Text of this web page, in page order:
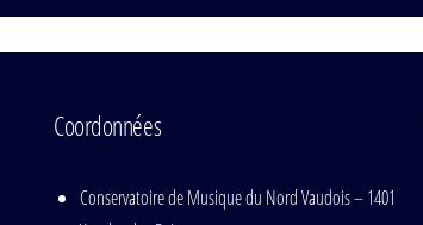
Coordonnées
Conservatoire de Musique du Nord Vaudois – 1401